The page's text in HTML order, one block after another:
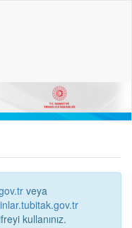
veya
kullanınız.